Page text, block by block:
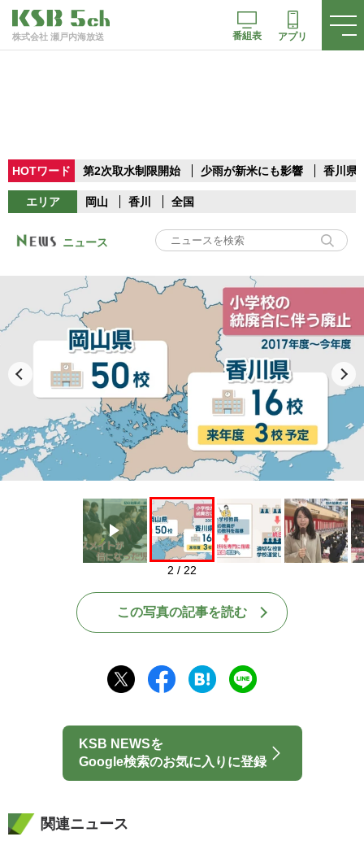
株式会社 瀬戸内海放送 番組表 アプリ
HOTワード 第2次取水制限開始 少雨が新米にも影響 香川県
エリア 岡山 香川 全国
ニュース
Play
2 / 22
この写真の記事を読む
KSB NEWSを
Google検索のお気に入りに登録
関連ニュース